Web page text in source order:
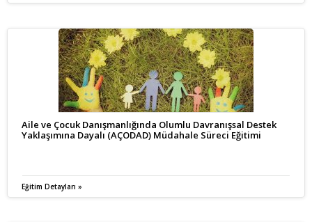
Aile ve Çocuk Danışmanlığında Olumlu Davranışsal Destek
Yaklaşımına Dayalı (AÇODAD) Müdahale Süreci Eğitimi
Eğitim Detayları »